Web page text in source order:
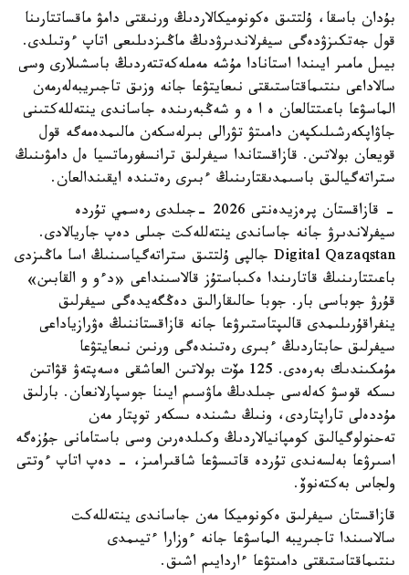
بۇدان باسقا، ۇلتتىق ەكونوميكالاردىڭ ورنىقتى دامۋ ماقساتتارىنا
قول جەتكىزۋدەگى سيفرلاندىرۋدىڭ ماڭىزدىلىعى اتاپ ءوتىلدى.
بيىل مامىر ايىندا استانادا مۇشە مەملەكەتتەردىڭ باسشىلارى وسى
سالاداعى ىنتىماقتاستىقتى نىعايتۋعا جانە وزىق تاجىريبەلەرمەن
الماسۋعا باعىتتالعان ە ا ە و شەڭبەرىندە جاساندى ينتەللەكتىنى
جاۋاپكەرشىلىكپەن دامىتۋ تۋرالى بىرلەسكەن مالىمدەمەگە قول
قويعان بولاتىن. قازاقستاندا سيفرلىق ترانسفورماتسيا ەل دامۋىنىڭ
ستراتەگيالىق باسىمدىقتارىنىڭ ءبىرى رەتىندە ايقىندالعان.
- قازاقستان پرەزيدەنتى 2026 -جىلدى رەسمي تۇردە
سيفرلاندىرۋ جانە جاساندى ينتەللەكت جىلى دەپ جاريالادى.
Digital Qazaqstan جالپى ۇلتتىق ستراتەگياسىنىڭ اسا ماڭىزدى
باعىتتارىنىڭ قاتارىندا ەكىباستۇز قالاسىنداعى «دءو و القابىن»
قۇرۋ جوباسى بار. جوبا حالىقارالىق دەڭگەيدەگى سيفرلىق
ينفراقۇرىلىمدى قالىپتاستىرۋعا جانە قازاقستاننىڭ ەۋرازياداعى
سيفرلىق حابتاردىڭ ءبىرى رەتىندەگى ورنىن نىعايتۋعا
مۇمكىندىك بەرەدى. 125 مۆت بولاتىن العاشقى ەسەپتەۋ قۋاتىن
ىسكە قوسۋ كەلەسى جىلدىڭ ماۋسىم ايىنا جوسپارلانعان. بارلىق
مۇددەلى تاراپتاردى، ونىڭ ىشىندە ىسكەر توپتار مەن
تەحنولوگيالىق كومپانيالاردىڭ وكىلدەرىن وسى باستامانى جۇزەگە
اسىرۋعا بەلسەندى تۇردە قاتىسۋعا شاقىرامىز، - دەپ اتاپ ءوتتى
ولجاس بەكتەنوۆ.
قازاقستان سيفرلىق ەكونوميكا مەن جاساندى ينتەللەكت
سالاسىندا تاجىريبە الماسۋعا جانە ءوزارا ءتيىمدى
ىنتىماقتاستىقتى دامىتۋعا ءاردايىم اشىق.